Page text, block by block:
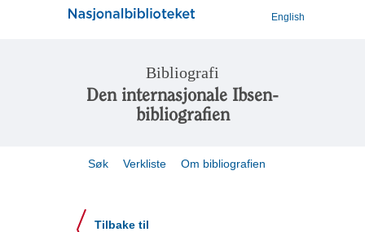
English
Bibliografi
Den internasjonale Ibsen-
bibliografien
Søk Verkliste Om bibliografien
Tilbake til